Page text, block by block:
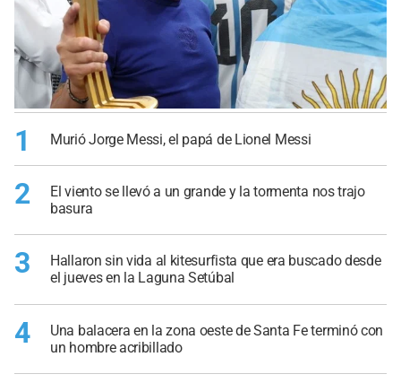
1 Murió Jorge Messi, el papá de Lionel Messi
2
El viento se llevó a un grande y la tormenta nos trajo
basura
3
Hallaron sin vida al kitesurfista que era buscado desde
el jueves en la Laguna Setúbal
4
Una balacera en la zona oeste de Santa Fe terminó con
un hombre acribillado